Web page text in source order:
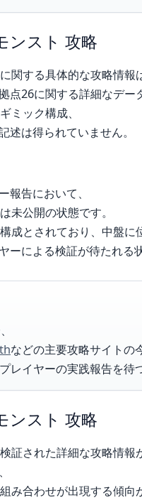
ンスト 攻略
関する具体的な攻略情報
点26に関する詳細なデー
ミック構成、
述は得られていません。
報告において、
未公開の状態です。
成とされており、中盤に
ーによる検証が待たれる
などの主要攻略サイトの
レイヤーの実践報告を待
ンスト 攻略
証された詳細な攻略情報
み合わせが出現する傾向